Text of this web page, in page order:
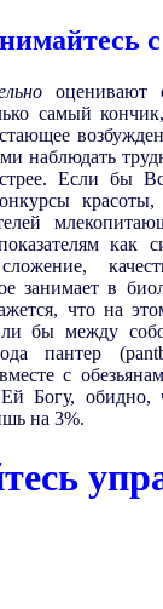
оценивают
самый кончик,
наблюдать
Если бы
как
занимает в
что на
бы между
пантер
с
Богу,
на 3%.